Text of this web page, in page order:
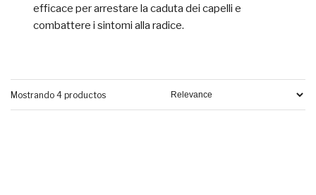
efficace per arrestare la caduta dei capelli e
combattere i sintomi alla radice.
Mostrando 4 productos